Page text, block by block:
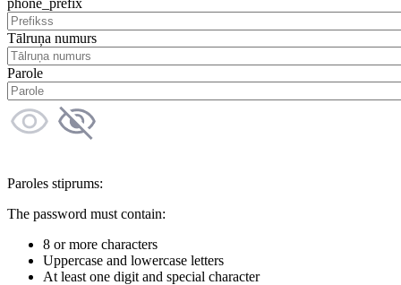
phone_prefix
Tālruņa numurs
Parole
Paroles stiprums:
The password must contain:
8 or more characters
Uppercase and lowercase letters
At least one digit and special character